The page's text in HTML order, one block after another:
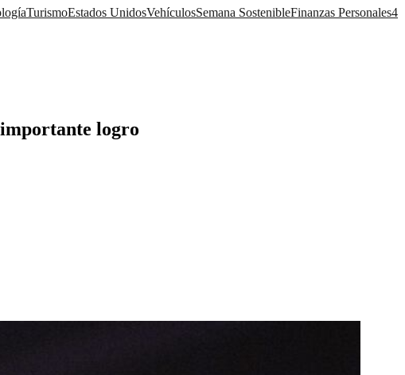
TurismoEstados UnidosVehículosSemana SostenibleFinanzas Personales4
logro